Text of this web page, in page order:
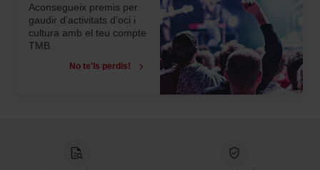
Aconsegueix premis per
gaudir d’activitats d’oci i
cultura amb el teu compte
TMB.
No te'ls perdis!